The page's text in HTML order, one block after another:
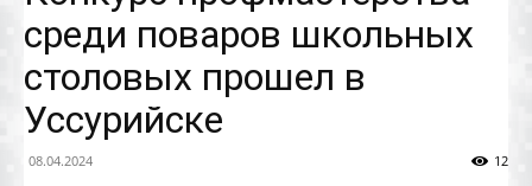
среди поваров школьных
столовых прошел в
Уссурийске
08.04.2024 12